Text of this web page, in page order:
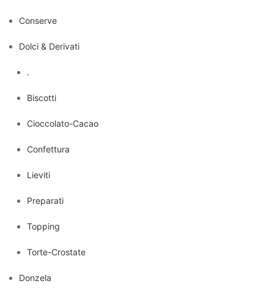
Conserve
Dolci & Derivati
.
Biscotti
Cioccolato-Cacao
Confettura
Lieviti
Preparati
Topping
Torte-Crostate
Donzela